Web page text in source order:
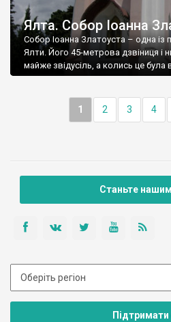
Ялта. Собор Іоанна
Собор Іоанна Златоуста – одна
Ялти. Його 45-метрова дзвіниця і
майже звідусіль, а колись це була
1 2 3 4
Станьте
Підтримати